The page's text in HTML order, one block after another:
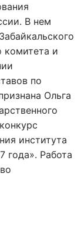
В нем
комитета и
по
Ольга
института
года». Работа